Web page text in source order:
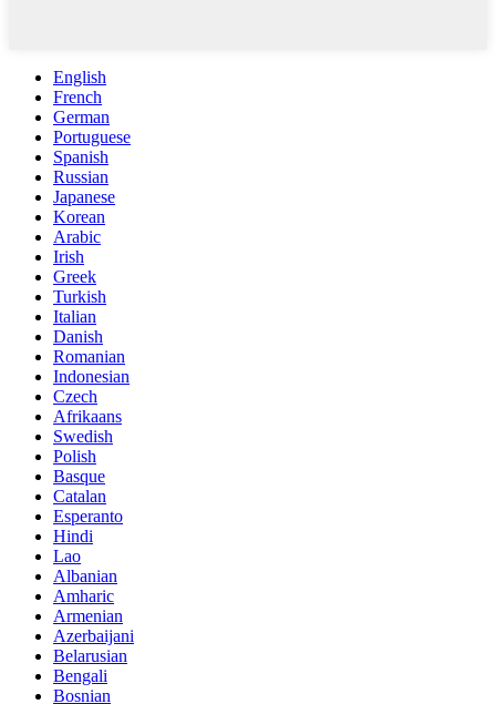
English
French
German
Portuguese
Spanish
Russian
Japanese
Korean
Arabic
Irish
Greek
Turkish
Italian
Danish
Romanian
Indonesian
Czech
Afrikaans
Swedish
Polish
Basque
Catalan
Esperanto
Hindi
Lao
Albanian
Amharic
Armenian
Azerbaijani
Belarusian
Bengali
Bosnian